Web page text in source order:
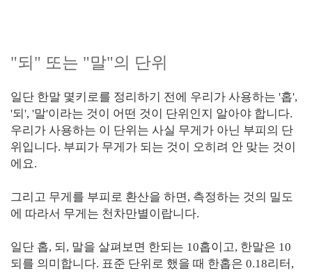
"되" 또는 "말"의 단위
일단 한말 몇키로를 정리하기 전에 우리가 사용하는 '홉',
'되', '말'이라는 것이 어떤 것이 단위인지 알아야 합니다.
우리가 사용하는 이 단위는 사실 무게가 아닌 부피의 단
위입니다. 부피가 무게가 되는 것이 오히려 안 맞는 것이
에요.
그리고 무게를 부피로 환산을 하면, 측정하는 것의 밀도
에 따라서 무게는 천차만별이랍니다.
일단 홉, 되, 말을 살펴보면 한되는 10홉이고, 한말은 10
되를 의미합니다. 표준 단위로 했을 때 한홉은 0.18리터,